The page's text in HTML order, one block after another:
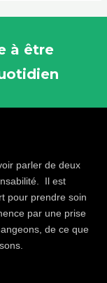
à être
parler de deux
Il est
pour prendre soin
par une prise
de ce que